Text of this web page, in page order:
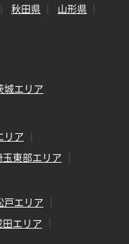
秋田県
山形県
城エリア
リア
玉東部エリア
戸エリア
田エリア